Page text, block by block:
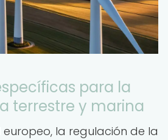
para la
terrestre y marina
la regulación de la